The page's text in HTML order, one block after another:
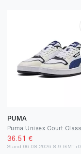
PUMA
36.51 €
Stand 06.08.2026 8:9 GMT+0